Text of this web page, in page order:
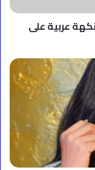
عربية على